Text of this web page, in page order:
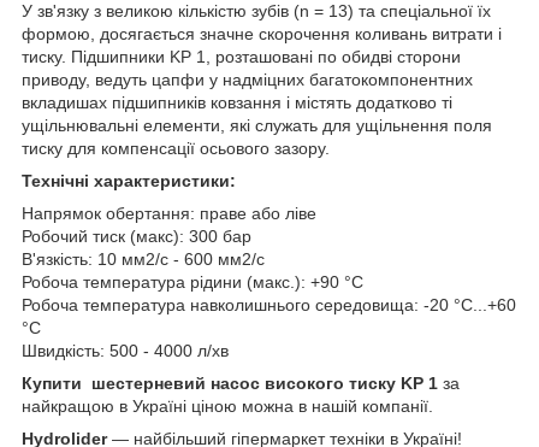
У зв'язку з великою кількістю зубів (n = 13) та спеціальної їх
формою, досягається значне скорочення коливань витрати і
тиску. Підшипники KP 1, розташовані по обидві сторони
приводу, ведуть цапфи у надміцних багатокомпонентних
вкладишах підшипників ковзання і містять додатково ті
ущільнювальні елементи, які служать для ущільнення поля
тиску для компенсації осьового зазору.
Технічні характеристики:
Напрямок обертання: праве або ліве
Робочий тиск (макс): 300 бар
В'язкість: 10 мм2/с - 600 мм2/с
Робоча температура рідини (макс.): +90 °C
Робоча температура навколишнього середовища: -20 °C...+60
°C
Швидкість: 500 - 4000 л/хв
Купити
шестерневий насос високого тиску KP 1 за
найкращою в Україні ціною можна в нашій компанії.
Hydrolider— найбільший гіпермаркет техніки в Україні!